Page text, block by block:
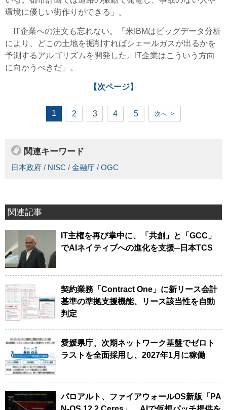
環境に優しい街作りができる」。
IT企業への注文も忘れない。「米IBMはビッグデータ分析
により、どこの土地を掘削すればシェールガスが出るかを
予測するアルゴリズムを開発した。IT企業はこういう方向
に向かうべきだ」。
【次ページ】
1 2 3 4 5 次へ >
関連キーワード
日本政府 / NISC / 金融庁 / OGC
関連記事
IT主権を再び掌中に、「共創」と「GCC」
でAIネイティブへの進化を支援─日本TCS
契約業務「Contract One」に新リース会計
基準の準拠支援機能、リース該当性を自動
判定
愛媛県庁、次期ネットワーク基盤でゼロト
ラストを全面採用し、2027年1月に稼働
パロアルト、ファイアウォールOS新版「PA